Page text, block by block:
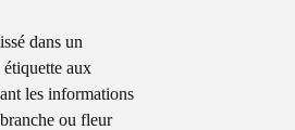
dans un
aux
les informations
ou fleur